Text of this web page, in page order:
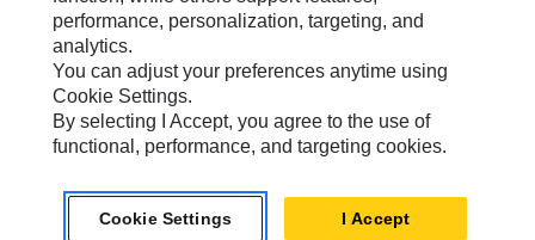
Cookie Settings
Mentions Légales
Confidentialité
Africa, Middle East-French© 2026 Caterpillar. Tous droits réservés
performance, personalization, targeting, and
analytics.
You can adjust your preferences anytime using
Cookie Settings.
By selecting I Accept, you agree to the use of
functional, performance, and targeting cookies.
Cookie Settings I Accept